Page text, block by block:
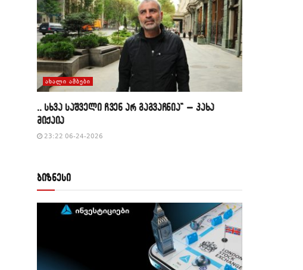
ᲐᲮᲐᲚᲘ ᲐᲛᲑᲔᲑᲘ
,, სხვა საშველი ჩვენ არ გაგვაჩნია” – კახა
მიქაია
23:22 06-24-2026
ბიზნესი